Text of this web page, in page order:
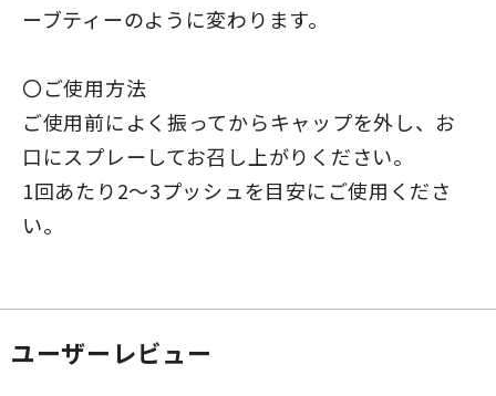
ーブティーのように変わります。
〇ご使用方法
ご使用前によく振ってからキャップを外し、お
口にスプレーしてお召し上がりください。
1回あたり2～3プッシュを目安にご使用くださ
い。
ユーザーレビュー